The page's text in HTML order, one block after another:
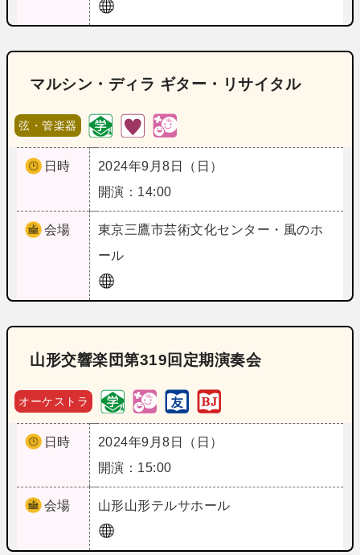
マルシン・ディラ ギター・リサイタル
弦・管楽器
日時
2024年9月8日（日）
開演：14:00
会場 東京三鷹市芸術文化センター・風のホ
ール
山形交響楽団第319回定期演奏会
オーケストラ
日時
2024年9月8日（日）
開演：15:00
会場 山形山形テルサホール